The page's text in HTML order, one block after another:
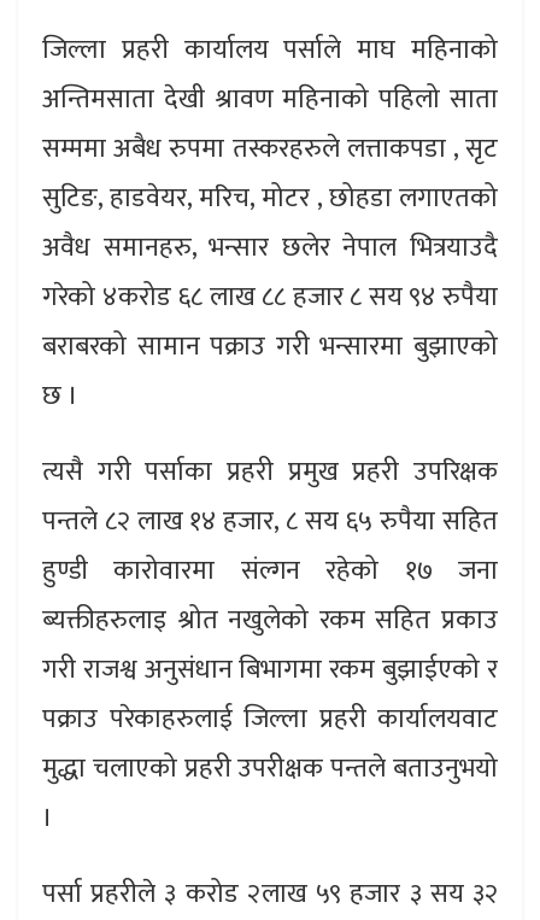
जिल्ला प्रहरी कार्यालय पर्साले माघ महिनाको
अन्तिमसाता देखी श्रावण महिनाको पहिलो साता
सम्ममा अबैध रुपमा तस्करहरुले लत्ताकपडा , सृट
सुटिङ, हाडवेयर, मरिच, मोटर , छोहडा लगाएतको
अवैध समानहरु, भन्सार छलेर नेपाल भित्रयाउदै
गरेको ४करोड ६८ लाख ८८ हजार ८ सय ९४ रुपैया
बराबरको सामान पक्राउ गरी भन्सारमा बुझाएको
छ ।
त्यसै गरी पर्साका प्रहरी प्रमुख प्रहरी उपरिक्षक
पन्तले ८२ लाख १४ हजार, ८ सय ६५ रुपैया सहित
हुण्डी कारोवारमा संल्गन रहेको १७ जना
ब्यक्तीहरुलाइ श्रोत नखुलेको रकम सहित प्रकाउ
गरी राजश्व अनुसंधान बिभागमा रकम बुझाईएको र
पक्राउ परेकाहरुलाई जिल्ला प्रहरी कार्यालयवाट
मुद्धा चलाएको प्रहरी उपरीक्षक पन्तले बताउनुभयो
।
पर्सा प्रहरीले ३ करोड २लाख ५९ हजार ३ सय ३२